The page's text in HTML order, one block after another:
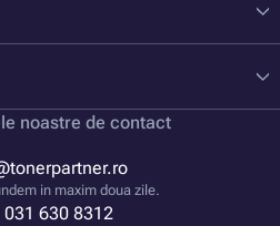
noastre de contact
in maxim doua zile.
031 630 8312